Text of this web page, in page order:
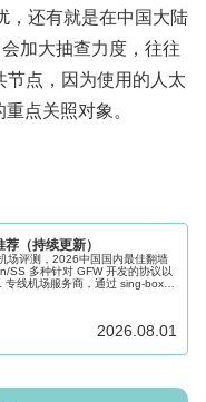
，还有就是在中国大陆
加大抽查力度，往往
节点，因为使用的人太
点关照对象。
（持续更新）
场评测，2026中国国内最佳翻墙
SS 多种针对 GFW 开发的协议以
线机场服务商，通过 sing-box、
2026.08.01